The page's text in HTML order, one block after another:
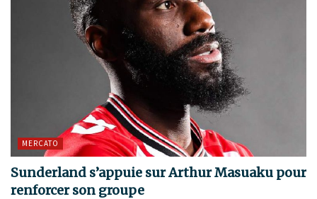
MERCATO
Sunderland s’appuie sur Arthur Masuaku pour
renforcer son groupe